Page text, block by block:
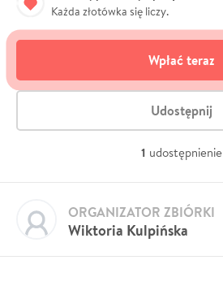
Każda złotówka się liczy.
Wpłać teraz
Udostępnij
1 udostępnienie
Wiktoria Kulpińska
ORGANIZATOR ZBIÓRKI